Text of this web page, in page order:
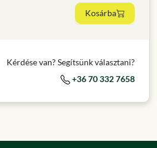
Kosárba
Kérdése van? Segítsünk választani?
+36 70 332 7658